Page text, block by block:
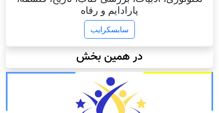
پارادایم و رفاه
سابسکرایب
در همین بخش